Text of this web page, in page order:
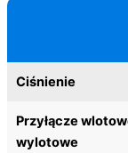
Ciśnienie
Przyłącze
wylotowe